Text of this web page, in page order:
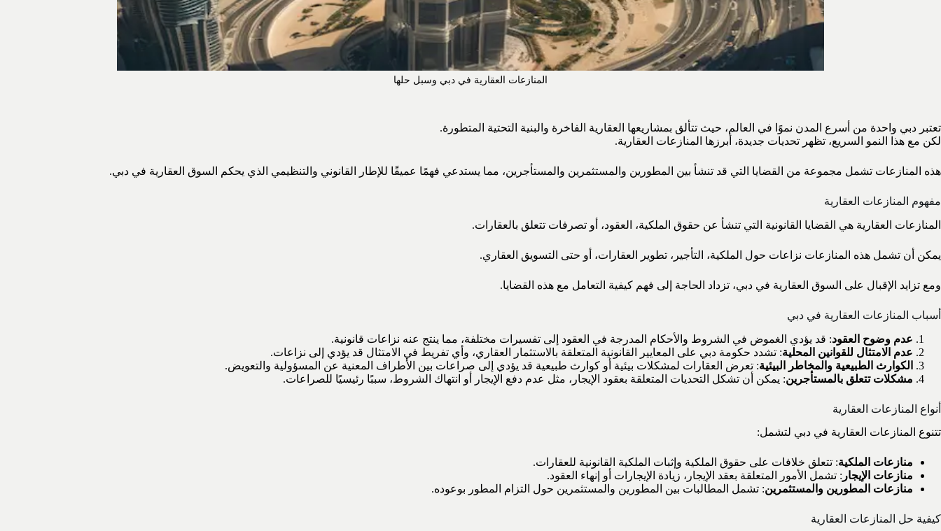
المنازعات العقارية في دبي وسبل حلها
تعتبر دبي واحدة من أسرع المدن نموًا في العالم، حيث تتألق بمشاريعها العقارية الفاخرة والبنية التحتية المتطورة.
لكن مع هذا النمو السريع، تظهر تحديات جديدة، أبرزها المنازعات العقارية.
هذه المنازعات تشمل مجموعة من القضايا التي قد تنشأ بين المطورين والمستثمرين والمستأجرين، مما يستدعي فهمًا عميقًا للإطار القانوني والتنظيمي الذي يحكم السوق العقارية في دبي.
مفهوم المنازعات العقارية
المنازعات العقارية هي القضايا القانونية التي تنشأ عن حقوق الملكية، العقود، أو تصرفات تتعلق بالعقارات.
يمكن أن تشمل هذه المنازعات نزاعات حول الملكية، التأجير، تطوير العقارات، أو حتى التسويق العقاري.
ومع تزايد الإقبال على السوق العقارية في دبي، تزداد الحاجة إلى فهم كيفية التعامل مع هذه القضايا.
أسباب المنازعات العقارية في دبي
عدم وضوح العقود: قد يؤدي الغموض في الشروط والأحكام المدرجة في العقود إلى تفسيرات مختلفة، مما ينتج عنه نزاعات قانونية.
عدم الامتثال للقوانين المحلية: تشدد حكومة دبي على المعايير القانونية المتعلقة بالاستثمار العقاري، وأي تفريط في الامتثال قد يؤدي إلى نزاعات.
الكوارث الطبيعية والمخاطر البيئية: تعرض العقارات لمشكلات بيئية أو كوارث طبيعية قد يؤدي إلى صراعات بين الأطراف المعنية عن المسؤولية والتعويض.
مشكلات تتعلق بالمستأجرين: يمكن أن تشكل التحديات المتعلقة بعقود الإيجار، مثل عدم دفع الإيجار أو انتهاك الشروط، سببًا رئيسيًا للصراعات.
أنواع المنازعات العقارية
تتنوع المنازعات العقارية في دبي لتشمل:
منازعات الملكية: تتعلق خلافات على حقوق الملكية وإثبات الملكية القانونية للعقارات.
منازعات الإيجار : تشمل الأمور المتعلقة بعقد الإيجار، زيادة الإيجارات أو إنهاء العقود.
منازعات المطورين والمستثمرين: تشمل المطالبات بين المطورين والمستثمرين حول التزام المطور بوعوده.
كيفية حل المنازعات العقارية